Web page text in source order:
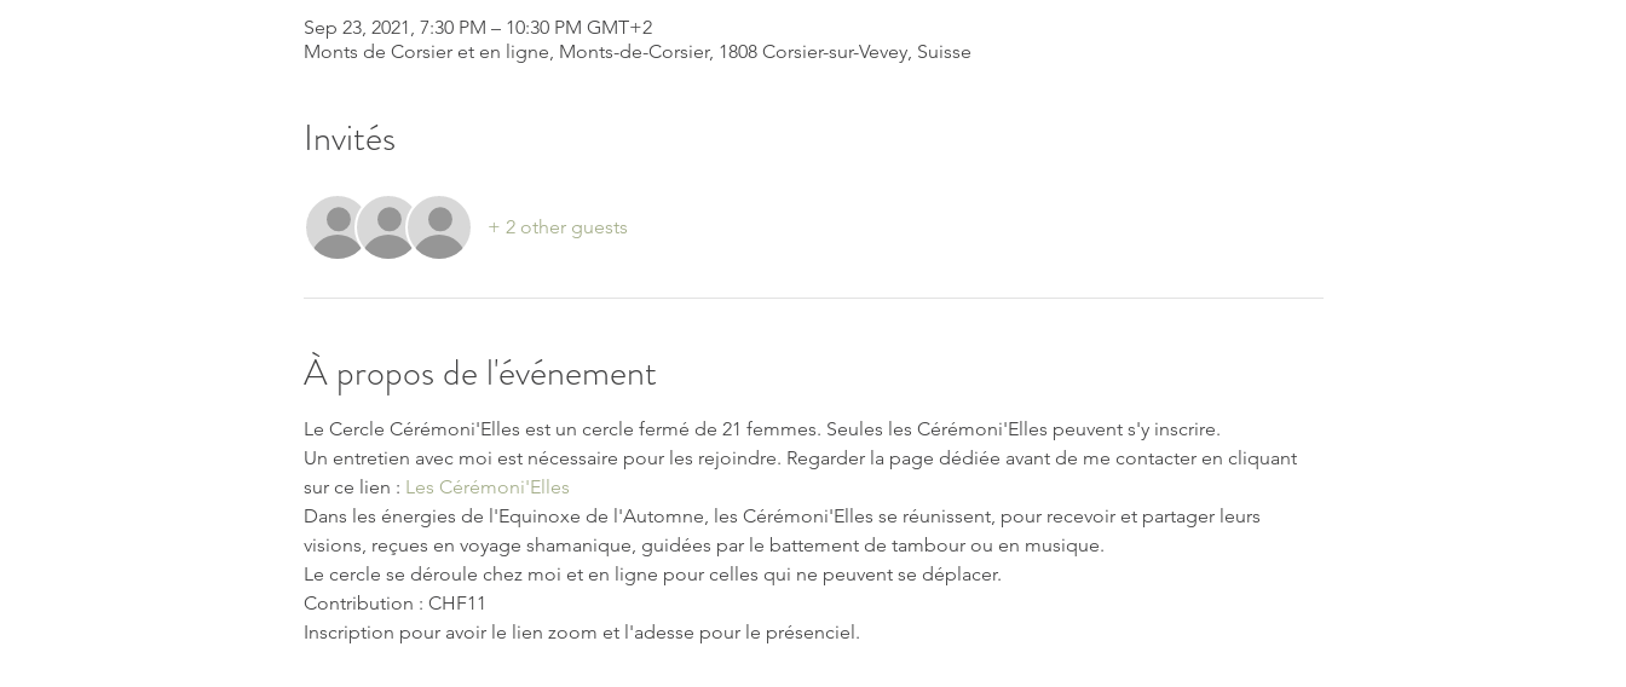
Sep 23, 2021, 7:30 PM – 10:30 PM GMT+2
Monts de Corsier et en ligne, Monts-de-Corsier, 1808 Corsier-sur-Vevey, Suisse
Invités
+ 2 other guests
À propos de l'événement
Le Cercle Cérémoni'Elles est un cercle fermé de 21 femmes. Seules les Cérémoni'Elles peuvent s'y inscrire.
Un entretien avec moi est nécessaire pour les rejoindre. Regarder la page dédiée avant de me contacter en cliquant
sur ce lien : Les Cérémoni'Elles
Dans les énergies de l'Equinoxe de l'Automne, les Cérémoni'Elles se réunissent, pour recevoir et partager leurs
visions, reçues en voyage shamanique, guidées par le battement de tambour ou en musique.
Le cercle se déroule chez moi et en ligne pour celles qui ne peuvent se déplacer.
Contribution : CHF11
Inscription pour avoir le lien zoom et l'adesse pour le présenciel.